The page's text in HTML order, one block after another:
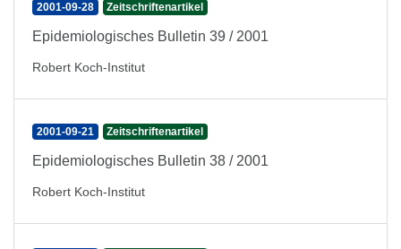
2001-09-28 Zeitschriftenartikel
Epidemiologisches Bulletin 39 / 2001
Robert Koch-Institut
2001-09-21 Zeitschriftenartikel
Epidemiologisches Bulletin 38 / 2001
Robert Koch-Institut